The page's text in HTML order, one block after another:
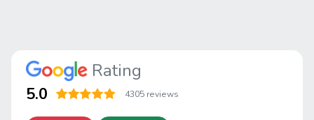
Rating
5.0 4305 reviews